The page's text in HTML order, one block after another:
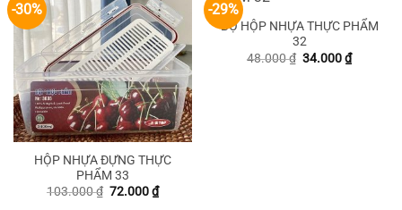
-30%
HỘP NHỰA ĐỰNG THỰC
PHẨM 33
103.000₫ Giá
72.000₫Giá
hiện
-29%
BỘ HỘP NHỰA THỰC PHẨM
32
48.000₫ Giá
34.000₫Giá
hiện